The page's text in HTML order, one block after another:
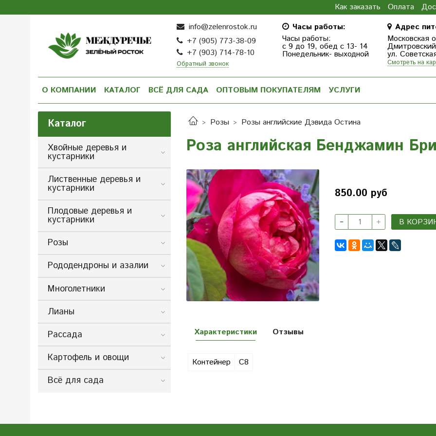
Как заказать Оплата
info@zelenrostok.ru
+7 (905) 773-38-09
+7 (903) 714-78-10
Обратный звонок
Часы работы:
Часы работы:
с 9 до 19, обед с 13- 14
Понедельник- выходной
Адрес
Московская
ул.
Смотреть на
О КОМПАНИИ КАТАЛОГ ВСЁ ДЛЯ САДА ОПТОВЫМ ПОКУПАТЕЛЯМ УСЛУГИ
Розы Розы английские Дэвида Остина
Роза английская Бенджамин
850.00 руб
В
Характеристики
Контейнер С8
Отзывы
Каталог
Хвойные деревья и
кустарники
Лиственные деревья и
кустарники
Плодовые деревья и
кустарники
Розы
Рододендроны и азалии
Многолетники
Лианы
Рассада
Картофель и овощи
Всё для сада